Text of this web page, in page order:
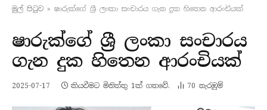
මුල් පිටු​ව » ෂාරුක්ගේ ශ්‍රී ලංකා සංචාරය ගැන දුක හිතෙන ආරංචියක්
ෂාරුක්ගේ ශ්‍රී ලංකා සංචාරය
ගැන දුක හිතෙන ආරංචියක්
2025-07-17 කියවීමට මිනිත්තු 1ක් ගතවේ. 70 නැරඹු​ම්